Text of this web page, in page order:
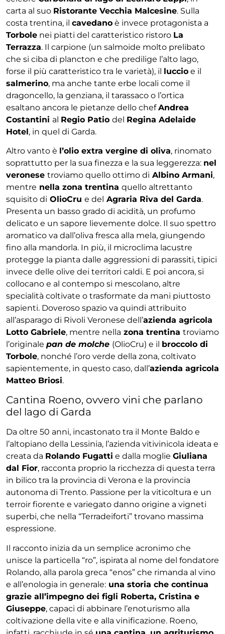
carta al suo Ristorante Vecchia Malcesine. Sulla
costa trentina, il cavedano è invece protagonista a
Torbole nei piatti del caratteristico ristoro La
Terrazza. Il carpione (un salmoide molto prelibato
che si ciba di plancton e che predilige l’alto lago,
forse il più caratteristico tra le varietà), il luccio e il
salmerino, ma anche tante erbe locali come il
dragoncello, la genziana, il tarassaco o l’ortica
esaltano ancora le pietanze dello chefAndrea
Costantini al Regio Patio del Regina Adelaide
Hotel, in quel di Garda.
Altro vanto è l’olio extra vergine di oliva, rinomato
soprattutto per la sua finezza e la sua leggerezza: nel
veronese troviamo quello ottimo di Albino Armani,
mentre nella zona trentina quello altrettanto
squisito di OlioCru e del Agraria Riva del Garda.
Presenta un basso grado di acidità, un profumo
delicato e un sapore lievemente dolce. Il suo spettro
aromatico va dall’oliva fresca alla mela, giungendo
fino alla mandorla. In più, il microclima lacustre
protegge la pianta dalle aggressioni di parassiti, tipici
invece delle olive dei territori caldi. E poi ancora, si
collocano e al contempo si mescolano, altre
specialità coltivate o trasformate da mani piuttosto
sapienti. Doveroso spazio va quindi attribuito
all’asparago di Rivoli Veronese dell’azienda agricola
Lotto Gabriele, mentre nella zona trentina troviamo
l’originale pan de molche (OlioCru) e il broccolo di
Torbole, nonché l’oro verde della zona, coltivato
sapientemente, in questo caso, dall’azienda agricola
Matteo Briosi.
Cantina Roeno, ovvero vini che parlano
del lago di Garda
Da oltre 50 anni, incastonato tra il Monte Baldo e
l’altopiano della Lessinia, l’azienda vitivinicola ideata e
creata da Rolando Fugatti e dalla moglie Giuliana
dal Fior, racconta proprio la ricchezza di questa terra
in bilico tra la provincia di Verona e la provincia
autonoma di Trento. Passione per la viticoltura e un
terroir fiorente e variegato danno origine a vigneti
superbi, che nella “Terradeiforti” trovano massima
espressione.
Il racconto inizia da un semplice acronimo che
unisce la particella “ro”, ispirata al nome del fondatore
Rolando, alla parola greca “enos” che rimanda al vino
e all’enologia in generale: una storia che continua
grazie all’impegno dei figli Roberta, Cristina e
Giuseppe, capaci di abbinare l’enoturismo alla
coltivazione della vite e alla vinificazione. Roeno,